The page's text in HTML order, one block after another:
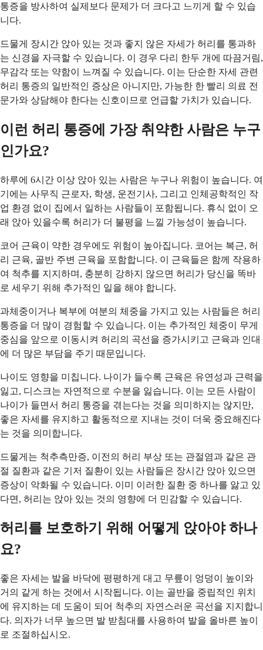
통증을 방사하여 실제보다 문제가 더 크다고 느끼게 할 수 있습
니다.
드물게 장시간 앉아 있는 것과 좋지 않은 자세가 허리를 통과하
는 신경을 자극할 수 있습니다. 이 경우 다리 한두 개에 따끔거림,
무감각 또는 약함이 느껴질 수 있습니다. 이는 단순한 자세 관련
허리 통증의 일반적인 증상은 아니지만, 가능한 한 빨리 의료 전
문가와 상담해야 한다는 신호이므로 언급할 가치가 있습니다.
이런 허리 통증에 가장 취약한 사람은 누구
인가요?
하루에 6시간 이상 앉아 있는 사람은 누구나 위험이 높습니다. 여
기에는 사무직 근로자, 학생, 운전기사, 그리고 인체공학적인 작
업 환경 없이 집에서 일하는 사람들이 포함됩니다. 휴식 없이 오
래 앉아 있을수록 허리가 더 불평을 느낄 가능성이 높습니다.
코어 근육이 약한 경우에도 위험이 높아집니다. 코어는 복근, 허
리 근육, 골반 주변 근육을 포함합니다. 이 근육들은 함께 작용하
여 척추를 지지하며, 충분히 강하지 않으면 허리가 당신을 똑바
로 세우기 위해 추가적인 일을 해야 합니다.
과체중이거나 복부에 여분의 체중을 가지고 있는 사람들은 허리
통증을 더 많이 경험할 수 있습니다. 이는 추가적인 체중이 무게
중심을 앞으로 이동시켜 허리의 곡선을 증가시키고 근육과 인대
에 더 많은 부담을 주기 때문입니다.
나이도 영향을 미칩니다. 나이가 들수록 근육은 유연성과 근력을
잃고, 디스크는 자연적으로 수분을 잃습니다. 이는 모든 사람이
나이가 들면서 허리 통증을 겪는다는 것을 의미하지는 않지만,
좋은 자세를 유지하고 활동적으로 지내는 것이 더욱 중요해진다
는 것을 의미합니다.
드물게는 척추측만증, 이전의 허리 부상 또는 관절염과 같은 관
절 질환과 같은 기저 질환이 있는 사람들은 장시간 앉아 있으면
증상이 악화될 수 있습니다. 이미 이러한 질환 중 하나를 앓고 있
다면, 허리는 앉아 있는 것의 영향에 더 민감할 수 있습니다.
허리를 보호하기 위해 어떻게 앉아야 하나
요?
좋은 자세는 발을 바닥에 평평하게 대고 무릎이 엉덩이 높이와
거의 같게 하는 것에서 시작됩니다. 이는 골반을 중립적인 위치
에 유지하는 데 도움이 되어 척추의 자연스러운 곡선을 지지합니
다. 의자가 너무 높으면 발 받침대를 사용하여 발을 올바른 높이
로 조절하십시오.